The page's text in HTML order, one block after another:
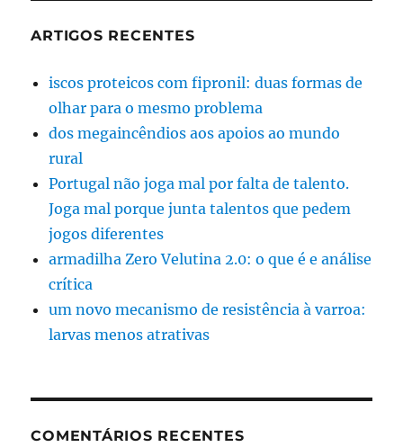
ARTIGOS RECENTES
iscos proteicos com fipronil: duas formas de
olhar para o mesmo problema
dos megaincêndios aos apoios ao mundo
rural
Portugal não joga mal por falta de talento.
Joga mal porque junta talentos que pedem
jogos diferentes
armadilha Zero Velutina 2.0: o que é e análise
crítica
um novo mecanismo de resistência à varroa:
larvas menos atrativas
COMENTÁRIOS RECENTES